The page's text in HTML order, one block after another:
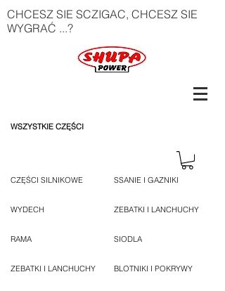
CHCESZ SIE SCZIGAC, CHCESZ SIE
WYGRAĆ ...?
WSZYSTKIE CZĘŚCI
CZĘŚCI SILNIKOWE
WYDECH
RAMA
ZEBATKI I LANCHUCHY
SSANIE I GAZNIKI
ZEBATKI I LANCHUCHY
SIODLA
BLOTNIKI I POKRYWY